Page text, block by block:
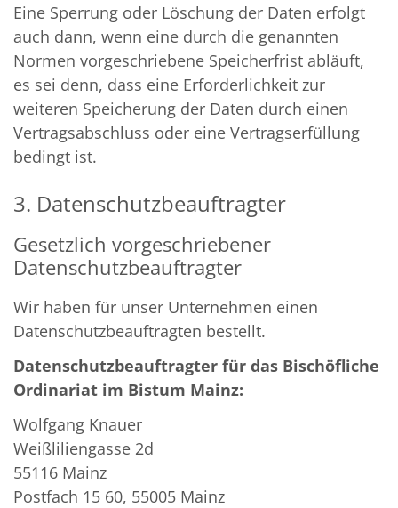
Eine Sperrung oder Löschung der Daten erfolgt
auch dann, wenn eine durch die genannten
Normen vorgeschriebene Speicherfrist abläuft,
es sei denn, dass eine Erforderlichkeit zur
weiteren Speicherung der Daten durch einen
Vertragsabschluss oder eine Vertragserfüllung
bedingt ist.
3. Datenschutzbeauftragter
Gesetzlich vorgeschriebener
Datenschutzbeauftragter
Wir haben für unser Unternehmen einen
Datenschutzbeauftragten bestellt.
Datenschutzbeauftragter für das Bischöfliche
Ordinariat im Bistum Mainz:
Wolfgang Knauer
Weißliliengasse 2d
55116 Mainz
Postfach 15 60, 55005 Mainz